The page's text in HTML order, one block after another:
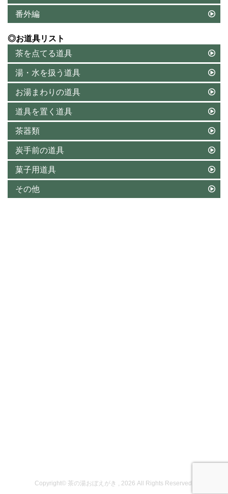
番外編
◎お道具リスト
茶を点てる道具
湯・水を扱う道具
お湯まわりの道具
道具を置く道具
茶器類
炭手前の道具
菓子用道具
その他
Copyright© 茶の湯おぼえがき , 2026 All Rights Reserved.